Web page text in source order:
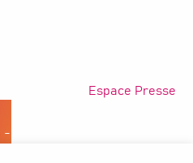
Espace Presse